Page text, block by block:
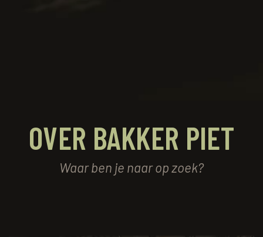
OVER BAKKER PIET
Waar ben je naar op zoek?